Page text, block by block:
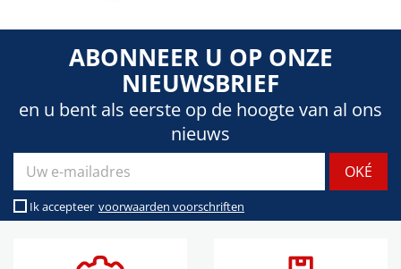
ABONNEER U OP ONZE
NIEUWSBRIEF
en u bent als eerste op de hoogte van al ons
nieuws
Ik accepteer voorwaarden voorschriften